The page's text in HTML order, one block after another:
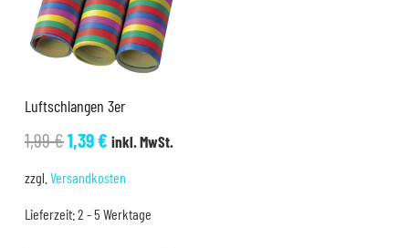
Luftschlangen 3er
1,99€Ursprünglicher
1,99 €
1,39€Aktueller
1,39 €.
inkl. MwSt.
zzgl. Versandkosten
Lieferzeit:2 - 5 Werktage